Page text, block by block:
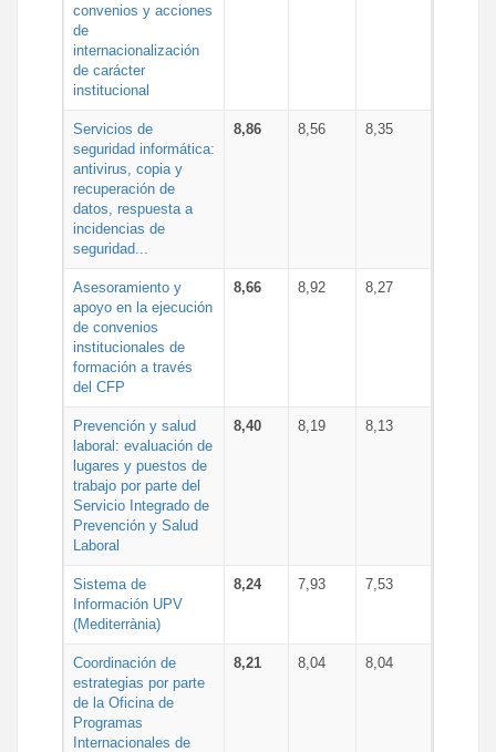
convenios y acciones
de
internacionalización
de carácter
institucional
Servicios de
seguridad informática:
antivirus, copia y
recuperación de
datos, respuesta a
incidencias de
seguridad...
8,86 8,56 8,35
Asesoramiento y
apoyo en la ejecución
de convenios
institucionales de
formación a través
del CFP
8,66 8,92 8,27
Prevención y salud
laboral: evaluación de
lugares y puestos de
trabajo por parte del
Servicio Integrado de
Prevención y Salud
Laboral
8,40 8,19 8,13
Sistema de
Información UPV
(Mediterrània)
8,24 7,93 7,53
Coordinación de
estrategias por parte
de la Oficina de
Programas
Internacionales de
8,21 8,04 8,04